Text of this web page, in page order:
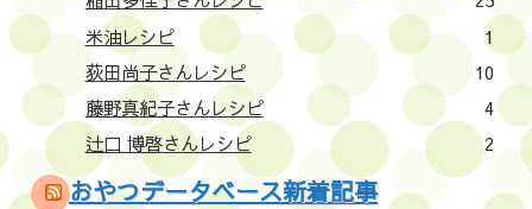
米油レシピ
1
荻田尚子さんレシピ
10
藤野真紀子さんレシピ
4
辻口 博啓さんレシピ
2
おやつデータベース新着記事